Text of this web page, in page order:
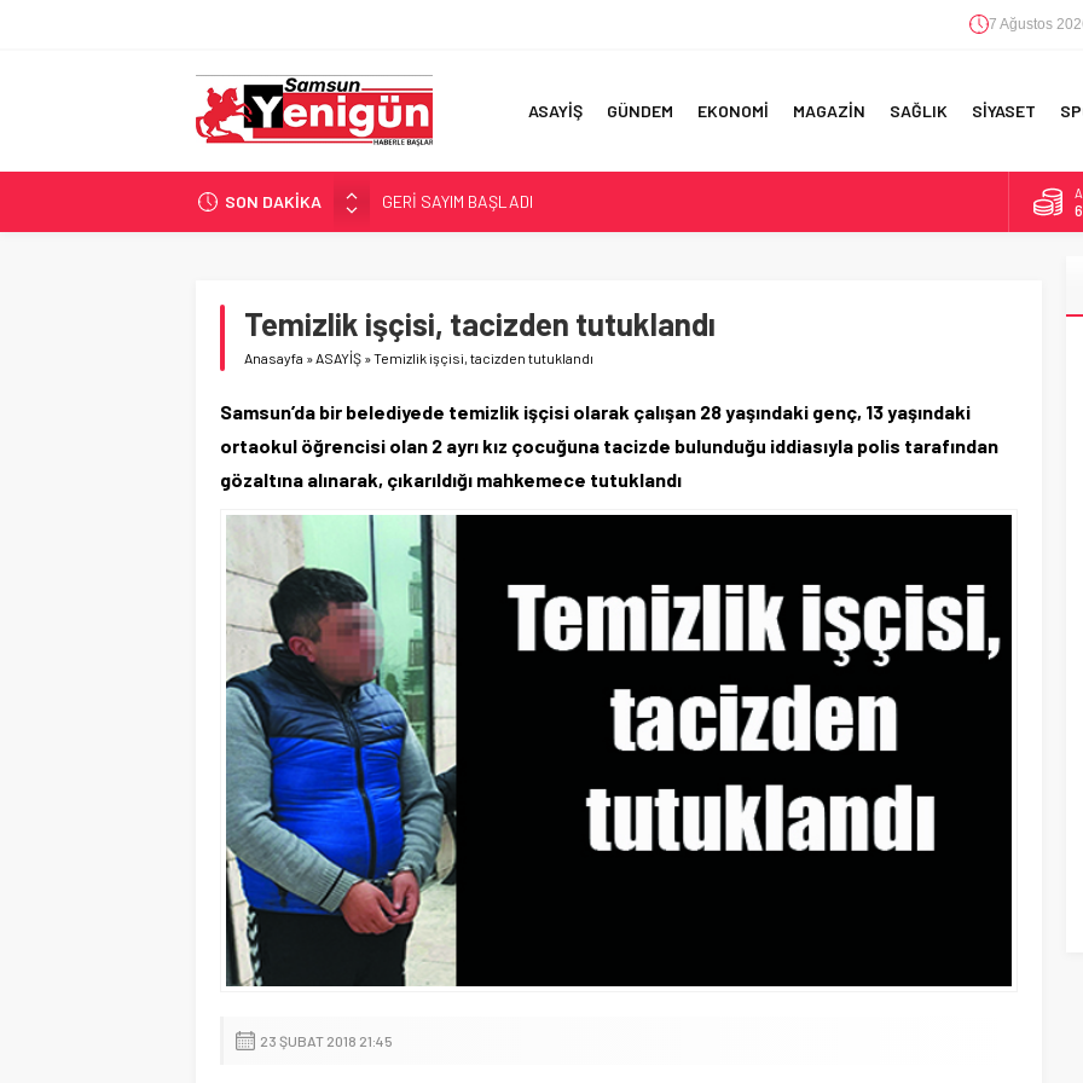
7 Ağustos
ASAYİŞ GÜNDEM EKONOMİ MAGAZİN SAĞLIK SİYASET
SON DAKİKA
GERİ SAYIM BAŞLADI
SAMSUNSPOR’DA HEDEF 5’İNCİLİK!
İŞTE FINDIK FİYATI!
YÖNETİCİ SEÇERKEN YAPILAN EN BÜYÜK HATALAR
Temizlik işçisi, tacizden tutuklandı
Anasayfa »ASAYİŞ »Temizlik işçisi, tacizden tutuklandı
Samsun’da bir belediyede temizlik işçisi olarak çalışan 28 yaşındaki genç, 13 yaşındaki
ortaokul öğrencisi olan 2 ayrı kız çocuğuna tacizde bulunduğu iddiasıyla polis tarafından
gözaltına alınarak, çıkarıldığı mahkemece tutuklandı
23 ŞUBAT 2018 21:45